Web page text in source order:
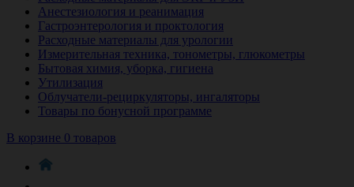
Анестезиология и реанимация
Гастроэнтерология и проктология
Расходные материалы для урологии
Измерительная техника, тонометры, глюкометры
Бытовая химия, уборка, гигиена
Утилизация
Облучатели-рециркуляторы, ингаляторы
Товары по бонусной программе
В корзине 0 товаров